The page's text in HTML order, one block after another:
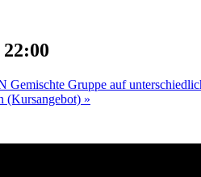
22:00
Gruppe auf
(Kursangebot) »